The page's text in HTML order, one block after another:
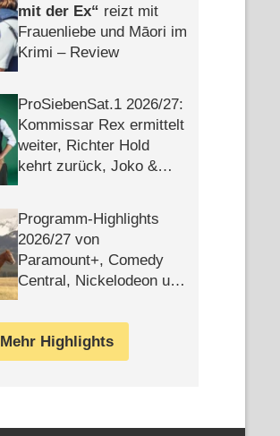
mit der Ex
reizt mit
Frauenliebe und Māori im
Krimi – Review
ProSiebenSat.1 2026/​27:
Kommissar Rex ermittelt
weiter, Richter Hold
kehrt zurück, Joko &
Programm-Highlights
2026/​27 von
Paramount+, Comedy
Central, Nickelodeon und
Mehr Highlights